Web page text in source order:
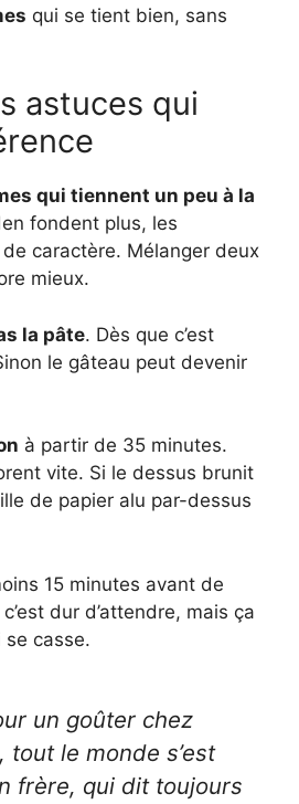
qui se tient bien, sans
astuces qui
qui tiennent un peu à la
fondent plus, les
caractère. Mélanger deux
mieux.
la pâte. Dès que c’est
le gâteau peut devenir
à partir de 35 minutes.
vite. Si le dessus brunit
de papier alu par-dessus
15 minutes avant de
dur d’attendre, mais ça
se casse.
un goûter chez
tout le monde s’est
frère, qui dit toujours